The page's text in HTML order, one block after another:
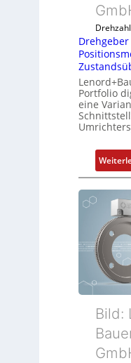
Portfolio
eine
Bild: